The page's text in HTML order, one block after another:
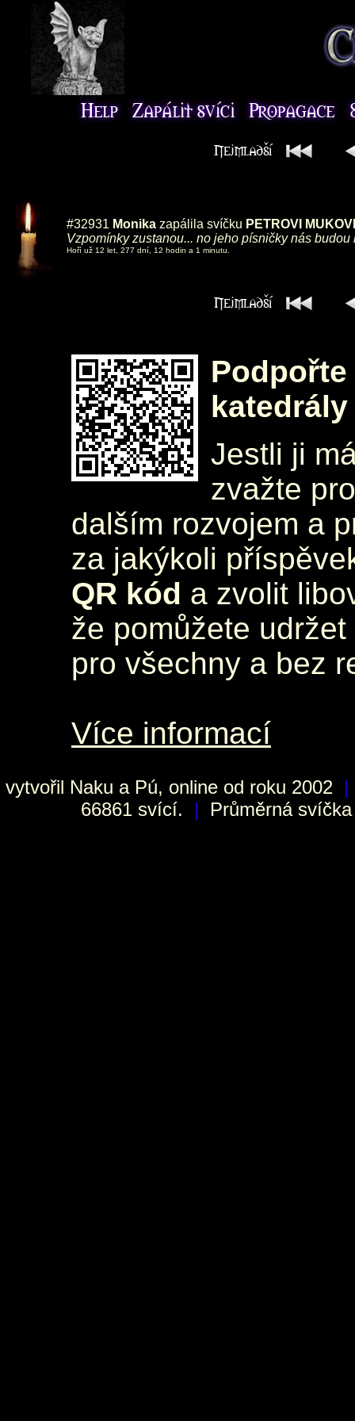
#32931 Monika zapálila svíčku PETROVI MUKOVI
Vzpomínky zustanou... no jeho písničky nás budou
Hoří už 12 let, 277 dní, 12 hodin a 1 minutu.
katedrály
Jestli ji
zvažte
dalším rozvojem a
za jakýkoli
QR kód a zvolit
že pomůžete
pro všechny a bez
Více informací
vytvořil Naku a Pú, online od roku 2002 |
66861 svící.
| Průměrná